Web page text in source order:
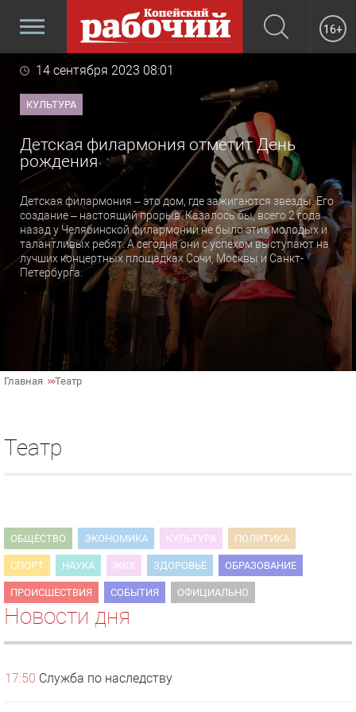
16+
14 сентября 2023 08:01
КУЛЬТУРА
Детская филармония отметит День
рождения
Детская филармония – это дом, где зажигаются звезды. Его
создание – настоящий прорыв. Казалось бы, всего 2 года
назад у Челябинской филармонии не было этих молодых и
талантливых ребят. А сегодня они с успехом выступают на
лучших концертных площадках Сочи, Москвы и Санкт-
Петербурга.
Главная Театр
Театр
ОБЩЕСТВО ЭКОНОМИКА КУЛЬТУРА ПОЛИТИКА
СПОРТ НАУКА ЖКХ ЗДОРОВЬЕ ОБРАЗОВАНИЕ
ПРОИСШЕСТВИЯ СОБЫТИЯ ОФИЦИАЛЬНО
Новости дня
17:50 Служба по наследству